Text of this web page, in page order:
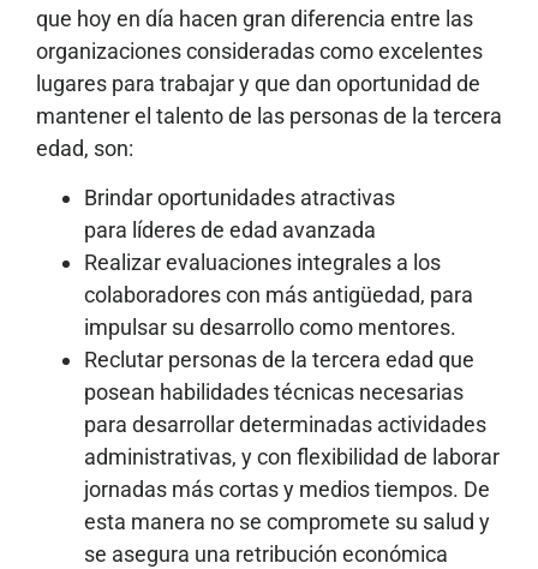
que hoy en día hacen gran diferencia entre las
organizaciones consideradas como excelentes
lugares para trabajar y que dan oportunidad de
mantener el talento de las personas de la tercera
edad, son:
Brindar oportunidades atractivas
para líderes de edad avanzada
Realizar evaluaciones integrales a los
colaboradores con más antigüedad, para
impulsar su desarrollo como mentores.
Reclutar personas de la tercera edad que
posean habilidades técnicas necesarias
para desarrollar determinadas actividades
administrativas, y con flexibilidad de laborar
jornadas más cortas y medios tiempos. De
esta manera no se compromete su salud y
se asegura una retribución económica